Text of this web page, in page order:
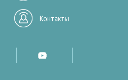
Контакты